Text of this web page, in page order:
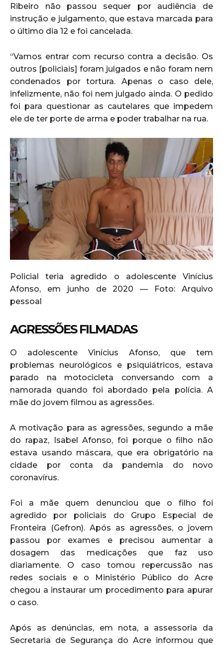
Ribeiro não passou sequer por audiência de
instrução e julgamento, que estava marcada para
o último dia 12 e foi cancelada.
“Vamos entrar com recurso contra a decisão. Os
outros [policiais] foram julgados e não foram nem
condenados por tortura. Apenas o caso dele,
infelizmente, não foi nem julgado ainda. O pedido
foi para questionar as cautelares que impedem
ele de ter porte de arma e poder trabalhar na rua.
Policial teria agredido o adolescente Vinícius
Afonso, em junho de 2020 — Foto: Arquivo
pessoal
AGRESSÕES FILMADAS
O adolescente Vinícius Afonso, que tem
problemas neurológicos e psiquiátricos, estava
parado na motocicleta conversando com a
namorada quando foi abordado pela polícia. A
mãe do jovem filmou as agressões.
A motivação para as agressões, segundo a mãe
do rapaz, Isabel Afonso, foi porque o filho não
estava usando máscara, que era obrigatório na
cidade por conta da pandemia do novo
coronavírus.
Foi a mãe quem denunciou que o filho foi
agredido por policiais do Grupo Especial de
Fronteira (Gefron). Após as agressões, o jovem
passou por exames e precisou aumentar a
dosagem das medicações que faz uso
diariamente. O caso tomou repercussão nas
redes sociais e o Ministério Público do Acre
chegou a instaurar um procedimento para apurar
o caso.
Após as denúncias, em nota, a assessoria da
Secretaria de Segurança do Acre informou que